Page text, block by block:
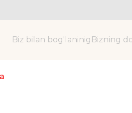
Biz bilan bog'laninig Bizning